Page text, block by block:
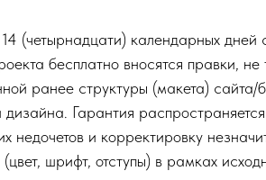
(четырнадцати) календарных
бесплатно вносятся правки,
ранее структуры (макета) сайта/
дизайна. Гарантия
недочетов и корректировку
шрифт, отступы) в рамках